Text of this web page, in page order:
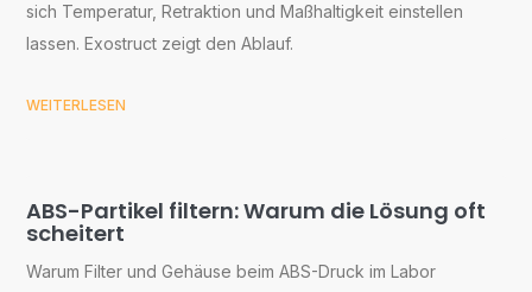
sich Temperatur, Retraktion und Maßhaltigkeit einstellen
lassen. Exostruct zeigt den Ablauf.
WEITERLESEN
ABS-Partikel filtern: Warum die Lösung oft
scheitert
Warum Filter und Gehäuse beim ABS-Druck im Labor